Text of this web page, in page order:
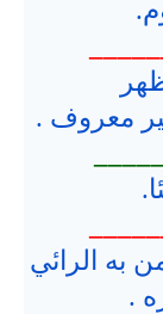
معروف .
به الرائي
.